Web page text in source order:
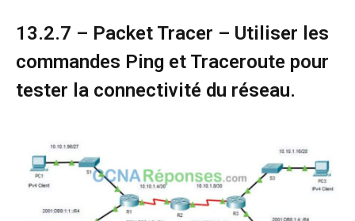
13.2.7 – Packet Tracer – Utiliser les
commandes Ping et Traceroute pour
tester la connectivité du réseau.